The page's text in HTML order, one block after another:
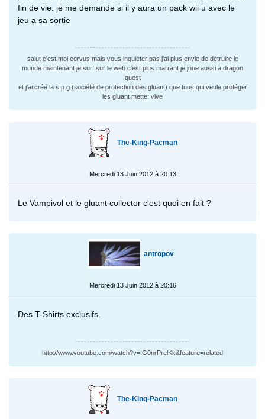
fin de vie. je me demande si il y aura un pack wii u avec le
jeu a sa sortie
salut c'est moi corvus mais vous inquiéter pas j'ai plus envie de détruire le
monde maintenant je surf sur le web c'est plus marrant je joue aussi a dragon
quest
et j'ai créé la s.p.g (société de protection des gluant) que tous qui veule protéger
les gluant mette: vive
The-King-Pacman
Mercredi 13 Juin 2012 à 20:13
Le Vampivol et le gluant collector c'est quoi en fait ?
antropov
Mercredi 13 Juin 2012 à 20:16
Des T-Shirts exclusifs.
http://www.youtube.com/watch?v=IG0nrPrelKk&feature=related
The-King-Pacman